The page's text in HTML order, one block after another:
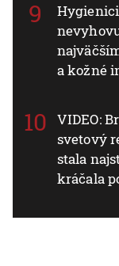
a kožné
VIDEO:
svetový
stala
kráčala